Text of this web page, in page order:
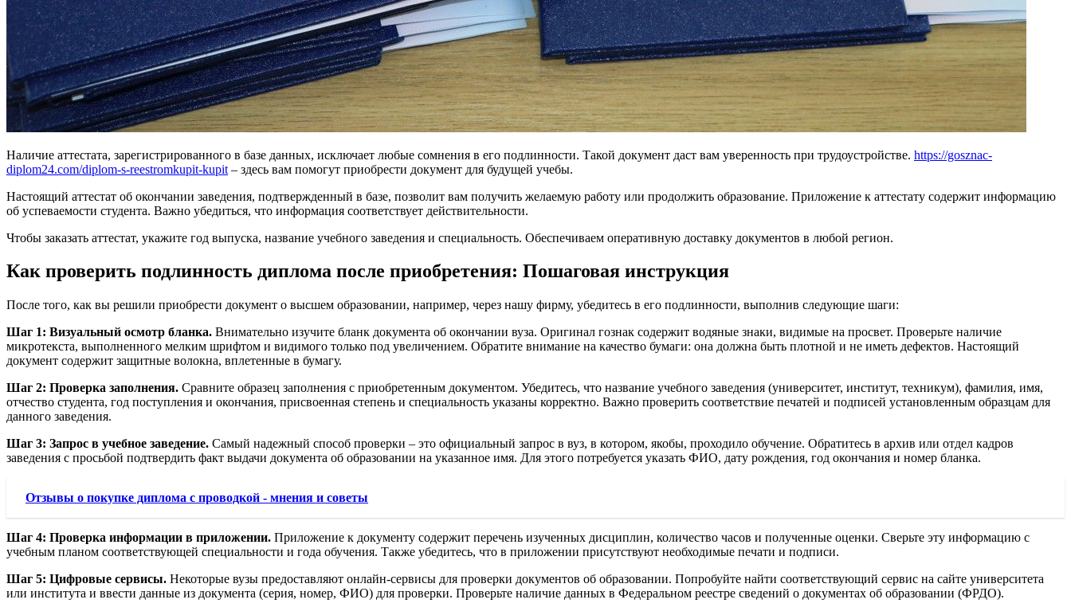
Наличие аттестата, зарегистрированного в базе данных, исключает любые сомнения в его подлинности. Такой документ даст вам уверенность при трудоустройстве. https://gosznac-
diplom24.com/diplom-s-reestromkupit-kupit – здесь вам помогут приобрести документ для будущей учебы.
Настоящий аттестат об окончании заведения, подтвержденный в базе, позволит вам получить желаемую работу или продолжить образование. Приложение к аттестату содержит информацию
об успеваемости студента. Важно убедиться, что информация соответствует действительности.
Чтобы заказать аттестат, укажите год выпуска, название учебного заведения и специальность. Обеспечиваем оперативную доставку документов в любой регион.
Как проверить подлинность диплома после приобретения: Пошаговая инструкция
После того, как вы решили приобрести документ о высшем образовании, например, через нашу фирму, убедитесь в его подлинности, выполнив следующие шаги:
Шаг 1: Визуальный осмотр бланка. Внимательно изучите бланк документа об окончании вуза. Оригинал гознак содержит водяные знаки, видимые на просвет. Проверьте наличие
микротекста, выполненного мелким шрифтом и видимого только под увеличением. Обратите внимание на качество бумаги: она должна быть плотной и не иметь дефектов. Настоящий
документ содержит защитные волокна, вплетенные в бумагу.
Шаг 2: Проверка заполнения. Сравните образец заполнения с приобретенным документом. Убедитесь, что название учебного заведения (университет, институт, техникум), фамилия, имя,
отчество студента, год поступления и окончания, присвоенная степень и специальность указаны корректно. Важно проверить соответствие печатей и подписей установленным образцам для
данного заведения.
Шаг 3: Запрос в учебное заведение. Самый надежный способ проверки – это официальный запрос в вуз, в котором, якобы, проходило обучение. Обратитесь в архив или отдел кадров
заведения с просьбой подтвердить факт выдачи документа об образовании на указанное имя. Для этого потребуется указать ФИО, дату рождения, год окончания и номер бланка.
Отзывы о покупке диплома с проводкой - мнения и советы
Шаг 4: Проверка информации в приложении. Приложение к документу содержит перечень изученных дисциплин, количество часов и полученные оценки. Сверьте эту информацию с
учебным планом соответствующей специальности и года обучения. Также убедитесь, что в приложении присутствуют необходимые печати и подписи.
Шаг 5: Цифровые сервисы. Некоторые вузы предоставляют онлайн-сервисы для проверки документов об образовании. Попробуйте найти соответствующий сервис на сайте университета
или института и ввести данные из документа (серия, номер, ФИО) для проверки. Проверьте наличие данных в Федеральном реестре сведений о документах об образовании (ФРДО).